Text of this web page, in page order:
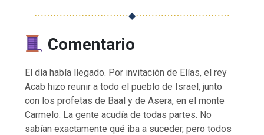
⋯⋯⋯⋯⋯⋯⋯⋯⋯⋯◆⋯⋯⋯⋯⋯⋯⋯⋯⋯⋯
Comentario
El día había llegado. Por invitación de Elías, el rey
Acab hizo reunir a todo el pueblo de Israel, junto
con los profetas de Baal y de Asera, en el monte
Carmelo. La gente acudía de todas partes. No
sabían exactamente qué iba a suceder, pero todos